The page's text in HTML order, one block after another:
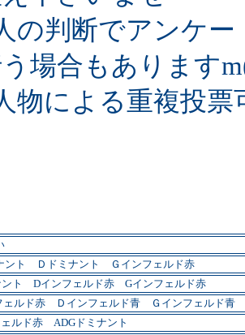
の判断でアンケ
場合もあります
物による重複投票
ント Ｄドミナント Ｇインフェルド赤
ント Dインフェルド赤 Gインフェルド赤
ェルド赤 Ｄインフェルド青 Ｇインフェルド青
ルド赤 ADGドミナント